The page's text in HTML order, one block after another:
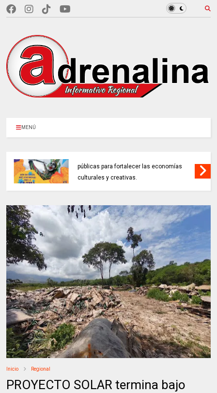
MENÚ
públicas para fortalecer las economías
culturales y creativas.
Inicio Regional
PROYECTO SOLAR termina bajo